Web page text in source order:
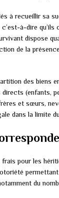
à recueillir sa
c’est-à-dire qu’ils
dispose
de la
des biens
(enfants,
et sœurs,
dans la limite
pour les
du